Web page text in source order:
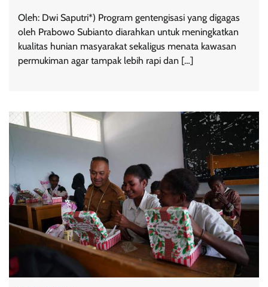
Oleh: Dwi Saputri*) Program gentengisasi yang digagas
oleh Prabowo Subianto diarahkan untuk meningkatkan
kualitas hunian masyarakat sekaligus menata kawasan
permukiman agar tampak lebih rapi dan […]